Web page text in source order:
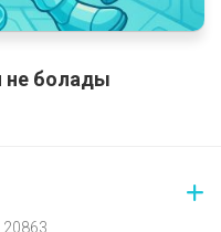
не болады
20863